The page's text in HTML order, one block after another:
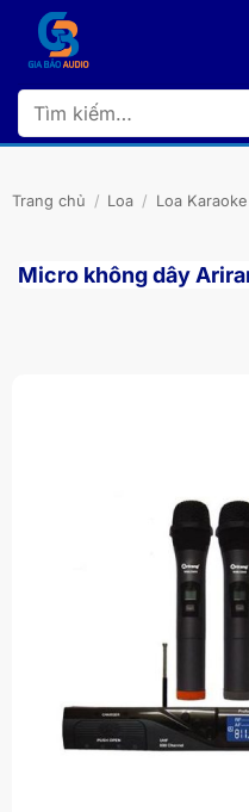
dung
Tìm
kiếm:
Trang chủ / Loa / Loa Karaoke
Micro không dây